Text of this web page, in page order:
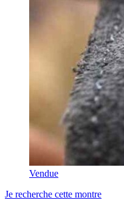
Vendue
Je recherche cette montre